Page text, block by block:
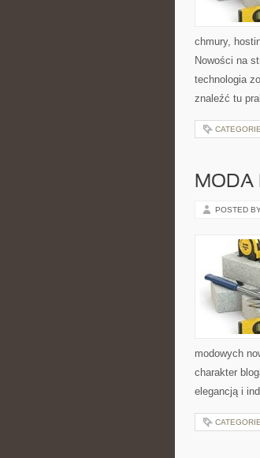
chmury,
Nowości na
technologia
znaleźć tu
MODA
POSTED
modowych
charakter
elegancją i